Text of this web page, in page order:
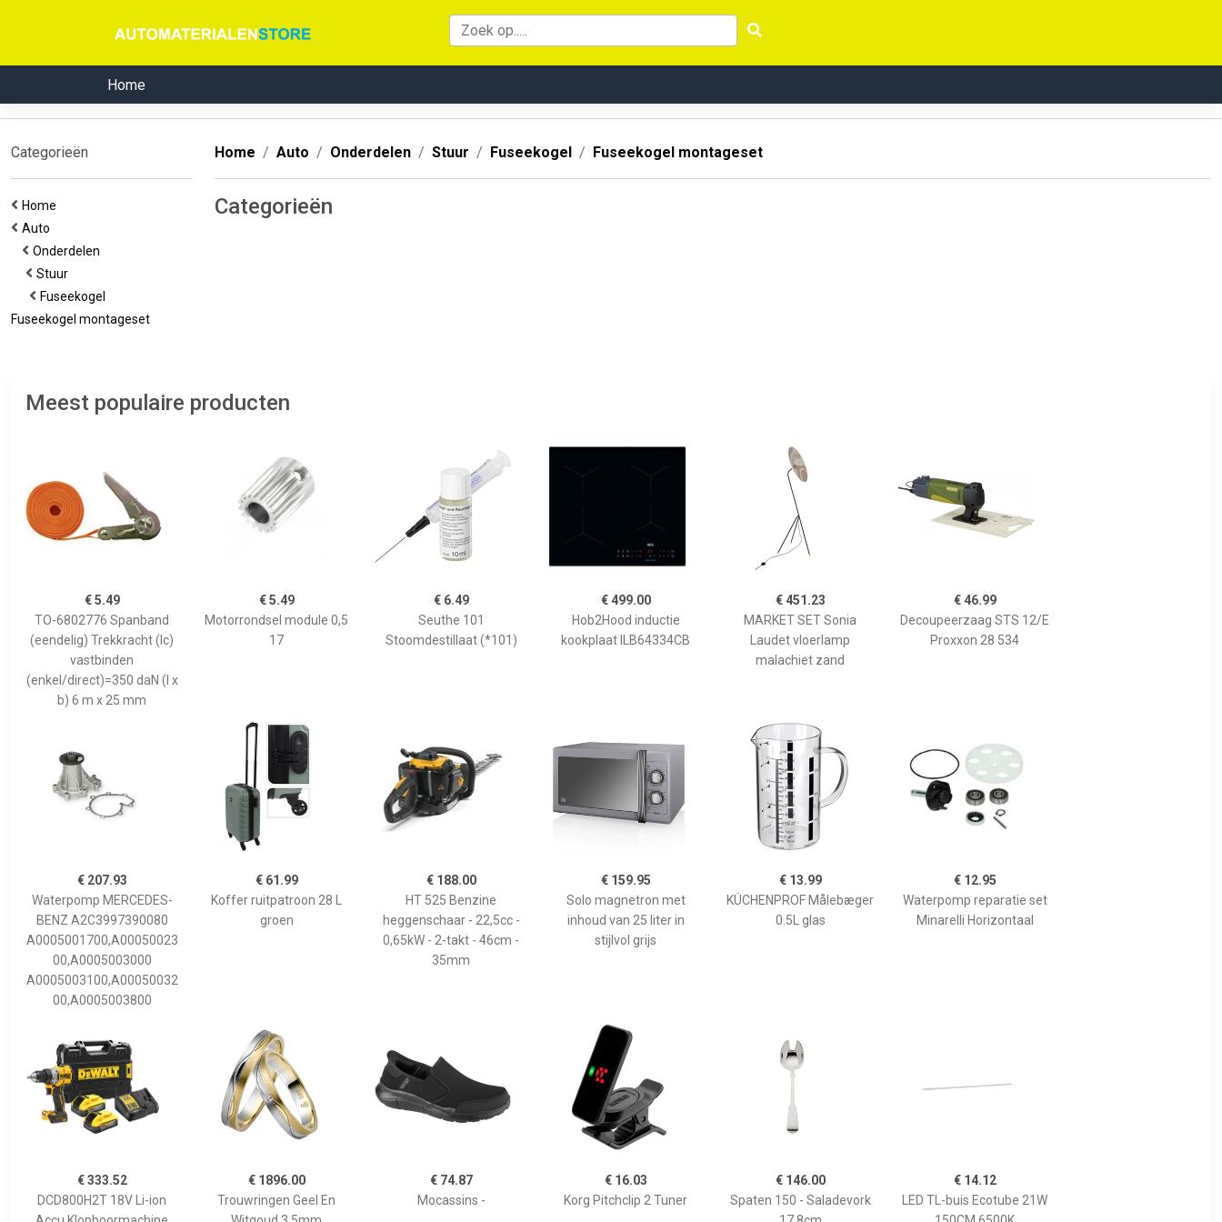
Home
Categorieën
Home
Auto
Onderdelen
Stuur
Fuseekogel
Fuseekogel montageset
Home Auto Onderdelen Stuur Fuseekogel Fuseekogel montageset
Categorieën
Meest populaire producten
€ 5.49
TO-6802776 Spanband
(eendelig) Trekkracht (lc)
vastbinden
(enkel/direct)=350 daN (l x
b) 6 m x 25 mm
€ 5.49
Motorrondsel module 0,5
17
€ 6.49
Seuthe 101
Stoomdestillaat (*101)
€ 499.00
Hob2Hood inductie
kookplaat ILB64334CB
€ 451.23
MARKET SET Sonia
Laudet vloerlamp
malachiet zand
€ 46.99
Decoupeerzaag STS 12/E
Proxxon 28 534
€ 207.93
Waterpomp MERCEDES-
BENZ A2C3997390080
A0005001700,A00050023
00,A0005003000
A0005003100,A00050032
00,A0005003800
€ 61.99
Koffer ruitpatroon 28 L
groen
€ 188.00
HT 525 Benzine
heggenschaar - 22,5cc -
0,65kW - 2-takt - 46cm -
35mm
€ 159.95
Solo magnetron met
inhoud van 25 liter in
stijlvol grijs
€ 13.99
KÜCHENPROF Målebæger
0.5L glas
€ 12.95
Waterpomp reparatie set
Minarelli Horizontaal
€ 333.52
DCD800H2T 18V Li-ion
€ 1896.00
Trouwringen Geel En
€ 74.87
Mocassins -
€ 16.03
Korg Pitchclip 2 Tuner
€ 146.00
Spaten 150 - Saladevork
€ 14.12
LED TL-buis Ecotube 21W